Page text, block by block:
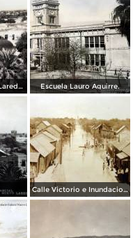
Vista general hasta Laredo TX. ( Circulada el 3 de Abril de 1943 ). Escuela Lauro Aguirre.
Calle Victorio e Inundacion en Nuevo Laredo, Tamaulipas en 1922.